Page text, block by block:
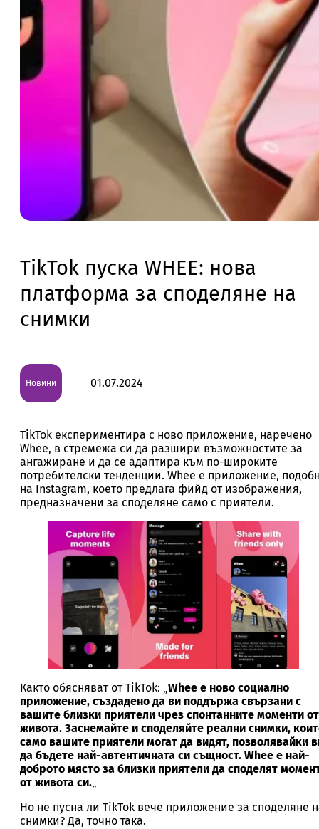
TikTok пуска WHEE: нова
платформа за споделяне на
снимки
Новини 01.07.2024
TikTok експериментира с ново приложение, наречено
Whee, в стремежа си да разшири възможностите за
ангажиране и да се адаптира към по-широките
потребителски тенденции. Whee е приложение,
на Instagram, което предлага фийд от изображения,
предназначени за споделяне само с приятели.
Както обясняват от TikTok: „Whee е ново социално
приложение, създадено да ви поддържа свързани с
вашите близки приятели чрез спонтанните моменти от
живота. Заснемайте и споделяйте реални снимки,
само вашите приятели могат да видят, позволявайки
да бъдете най-автентичната си същност. Whee е най-
доброто място за близки приятели да споделят
от живота си.„
Но не пусна ли TikTok вече приложение за споделяне
снимки? Да, точно така.